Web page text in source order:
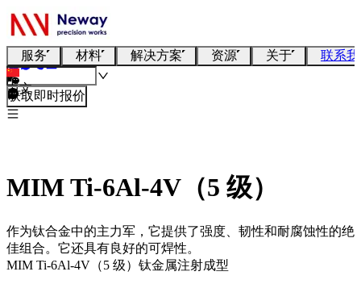
服务 材料 解决方案 资源 关于 联系
中文
获取即时报价
MIM Ti-6Al-4V（5 级）
作为钛合金中的主力军，它提供了强度、韧性和耐腐蚀性的绝
佳组合。它还具有良好的可焊性。
MIM Ti-6Al-4V（5 级）钛金属注射成型